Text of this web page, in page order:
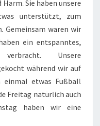
Sie haben unsere
unterstützt, zum
Gemeinsam waren wir
ein entspanntes,
Unsere
während wir auf
etwas Fußball
Freitag natürlich auch
haben wir eine